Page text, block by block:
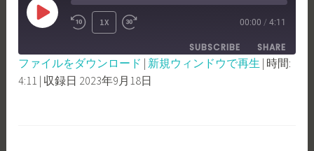
PLAY
REWIND
10
SECONDS
1X
FAST
FORWARD
30
00:00 / 4:11
SUBSCRIBE SHARE
SHARE
ファイルをダウンロード | 新規ウィンドウで再生 | 時間:
4:11 | 収録日 2023年9月18日